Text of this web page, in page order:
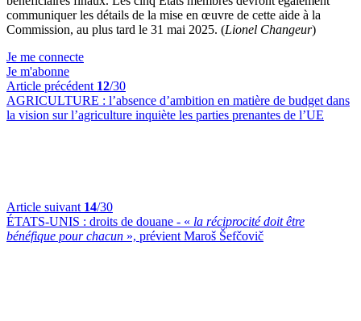
communiquer les détails de la mise en œuvre de cette aide à la
Commission, au plus tard le 31 mai 2025. (Lionel Changeur)
Je me connecte
Je m'abonne
Article précédent 12/30
AGRICULTURE : l’absence d’ambition en matière de budget dans
la vision sur l’agriculture inquiète les parties prenantes de l’UE
Article suivant 14/30
ÉTATS-UNIS : droits de douane - « la réciprocité doit être
bénéfique pour chacun », prévient Maroš Šefčovič